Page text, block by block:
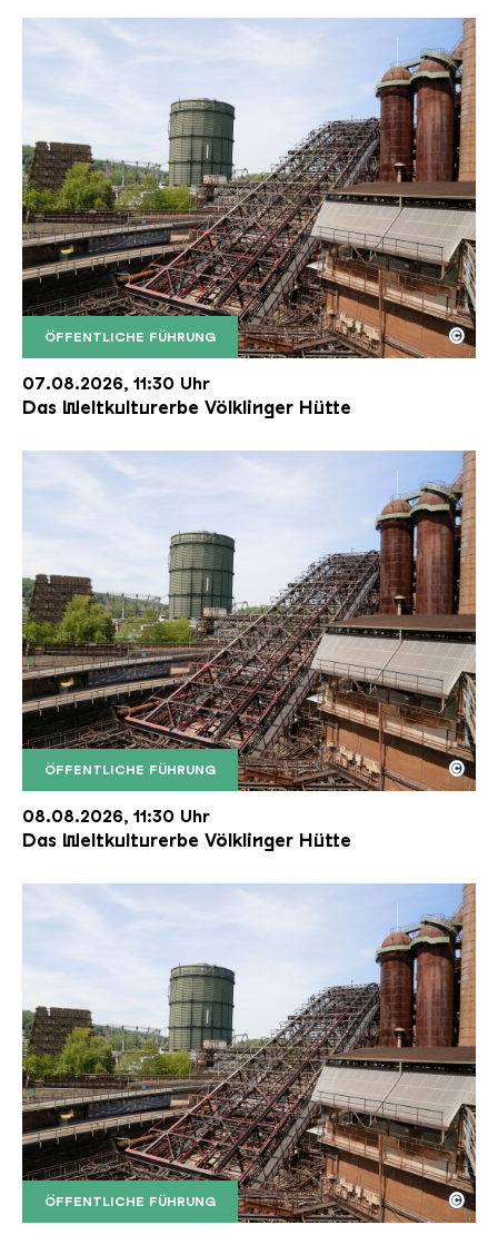
ÖFFENTLICHE FÜHRUNG
Der Erzschrägaufzug der Völklinger Hütte mit
Copyright: Weltkulturerbe Völklinger Hütte | Karl
©
07.08.2026, 11:30 Uhr
Das Weltkulturerbe Völklinger Hütte
ÖFFENTLICHE FÜHRUNG
Der Erzschrägaufzug der Völklinger Hütte mit
Copyright: Weltkulturerbe Völklinger Hütte | Karl
©
08.08.2026, 11:30 Uhr
Das Weltkulturerbe Völklinger Hütte
ÖFFENTLICHE FÜHRUNG
Der Erzschrägaufzug der Völklinger Hütte mit
Copyright: Weltkulturerbe Völklinger Hütte | Karl
©